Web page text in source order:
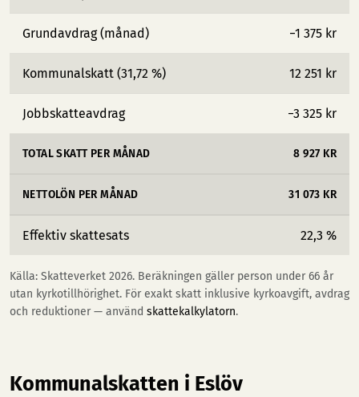
Grundavdrag (månad) −1 375 kr
Kommunalskatt (31,72 %) 12 251 kr
Jobbskatteavdrag −3 325 kr
TOTAL SKATT PER MÅNAD 8 927 KR
NETTOLÖN PER MÅNAD 31 073 KR
Effektiv skattesats 22,3 %
Källa: Skatteverket 2026. Beräkningen gäller person under 66 år
utan kyrkotillhörighet. För exakt skatt inklusive kyrkoavgift, avdrag
och reduktioner — använd skattekalkylatorn.
Kommunalskatten i Eslöv